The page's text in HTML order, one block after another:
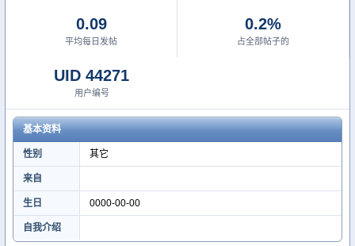
0.09
平均每日发帖
0.2%
占全部帖子的
UID 44271
用户编号
基本资料
性别 其它
来自
生日 0000-00-00
自我介绍